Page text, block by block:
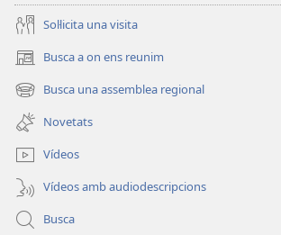
Soŀlicita una visita
Busca a on ens reunim
(obri
en
una
finestra
nova)
Busca una assemblea regional
(obri
en
una
finestra
nova)
Novetats
Vídeos
Vídeos amb audiodescripcions
Busca